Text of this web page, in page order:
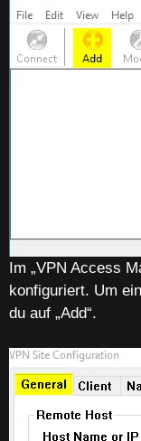
Im „VPN Access
konfiguriert. Um
du auf „Add“.